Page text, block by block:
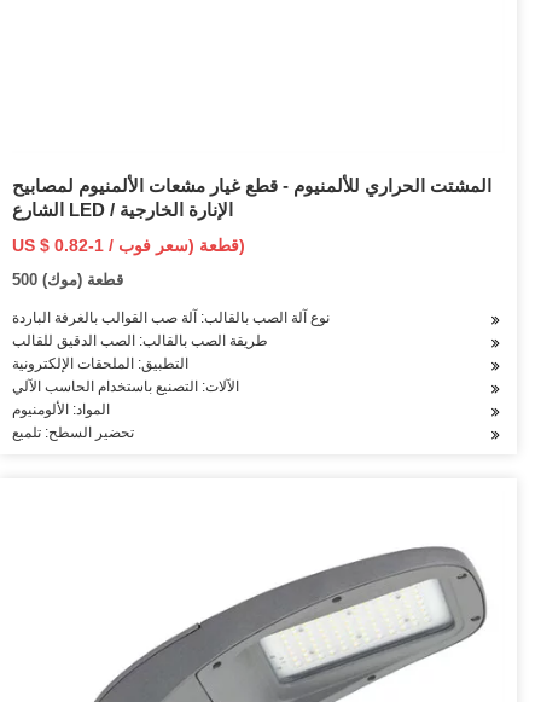
المشتت الحراري للألمنيوم - قطع غيار مشعات الألمنيوم لمصابيح
الشارع LED / الإنارة الخارجية
US $ 0.82-1 / قطعة (سعر فوب)
500 قطعة (موك)
نوع آلة الصب بالقالب: آلة صب القوالب بالغرفة الباردة
طريقة الصب بالقالب: الصب الدقيق للقالب
التطبيق: الملحقات الإلكترونية
الآلات: التصنيع باستخدام الحاسب الآلي
المواد: الألومنيوم
تحضير السطح: تلميع